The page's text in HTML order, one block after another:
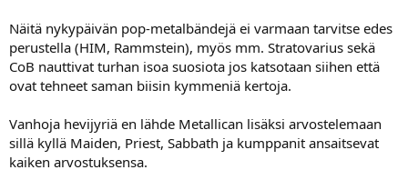
Näitä nykypäivän pop-metalbändejä ei varmaan tarvitse edes
perustella (HIM, Rammstein), myös mm. Stratovarius sekä
CoB nauttivat turhan isoa suosiota jos katsotaan siihen että
ovat tehneet saman biisin kymmeniä kertoja.
Vanhoja hevijyriä en lähde Metallican lisäksi arvostelemaan
sillä kyllä Maiden, Priest, Sabbath ja kumppanit ansaitsevat
kaiken arvostuksensa.